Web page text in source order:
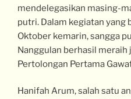
mendelegasikan masing-
putri. Dalam kegiatan yang
Oktober kemarin, sangga
Nanggulan berhasil meraih
Pertolongan Pertama
Hanifah Arum, salah satu